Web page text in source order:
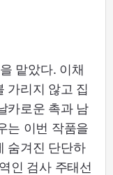
맡았다. 이채
가리지 않고 집
카로운 촉과 남
는 이번 작품을
숨겨진 단단하
인 검사 주태선